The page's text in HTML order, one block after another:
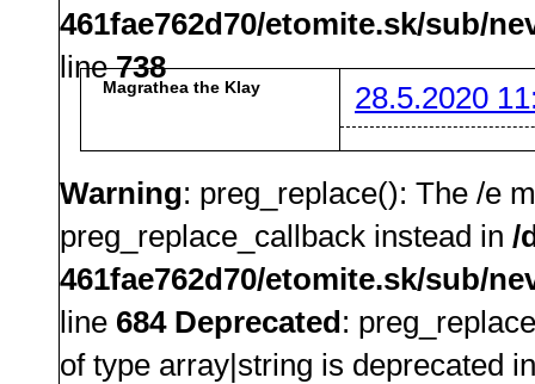
461fae762d70/etomite.sk/sub/
line738
Magrathea the Klay 28.5.2020
Warning: preg_replace(): The /e
preg_replace_callback instead in /
461fae762d70/etomite.sk/sub/
line 684 Deprecated:
of type array|string is deprecated